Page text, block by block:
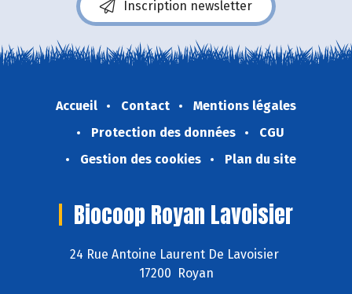
Inscription newsletter
Accueil Contact
Mentions légales
Protection des données
CGU
Gestion des cookies
Plan du site
Biocoop Royan Lavoisier
24 Rue Antoine Laurent De Lavoisier
17200 Royan